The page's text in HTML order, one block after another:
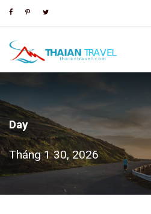
Day
Tháng 1 30, 2026